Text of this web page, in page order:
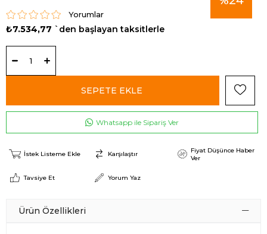
Yorumlar
₺7.534,77 `den başlayan taksitlerle
Whatsapp ile Sipariş Ver
İstek Listeme Ekle Karşılaştır
Fiyat Düşünce Haber
Ver
Tavsiye Et Yorum Yaz
Ürün Özellikleri